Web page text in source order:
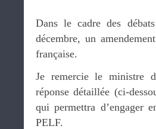
Dans le cadre des
décembre, un
française.
Je remercie le ministre
réponse détaillée (ci-
qui permettra d’engager
PELF.